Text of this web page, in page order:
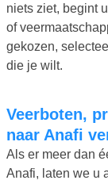
niets ziet, begint
of
gekozen,
die je wilt.
Veerboten, prijzen en tijden voor Sikinos
naar Anafi
Als er meer dan
Anafi, laten we u